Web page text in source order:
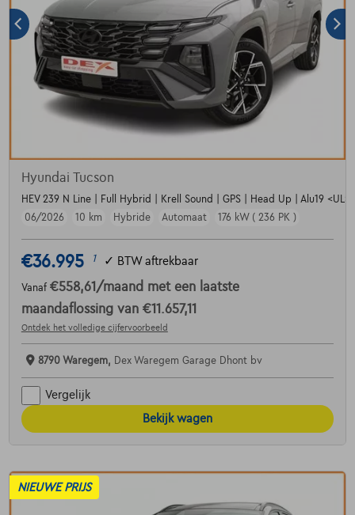
Hyundai Tucson
HEV 239 N Line | Full Hybrid | Krell Sound | GPS | Head Up | Alu19
06/2026
10 km Hybride Automaat 176 kW ( 236 PK )
€36.995 1 ✓ BTW aftrekbaar
Vanaf €558,61 /maand met een laatste
maandaflossing van €11.657,11
Ontdek het volledige cijfervoorbeeld
8790 Waregem, Dex Waregem Garage Dhont bv
Vergelijk
Bekijk wagen
NIEUWE PRIJS